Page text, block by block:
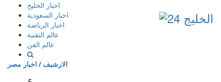
إذهب
المحتوى
اخبار الخليج
اخبار السعودية
اخبار الرياضة
عالم التقنية
عالم الفن
الارشيف / اخبار مصر